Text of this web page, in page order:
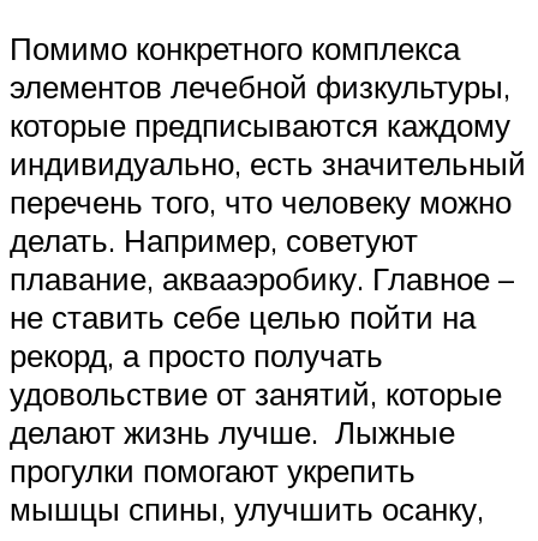
Помимо конкретного комплекса
элементов лечебной физкультуры,
которые предписываются каждому
индивидуально, есть значительный
перечень того, что человеку можно
делать. Например, советуют
плавание, аквааэробику. Главное –
не ставить себе целью пойти на
рекорд, а просто получать
удовольствие от занятий, которые
делают жизнь лучше. Лыжные
прогулки помогают укрепить
мышцы спины, улучшить осанку,